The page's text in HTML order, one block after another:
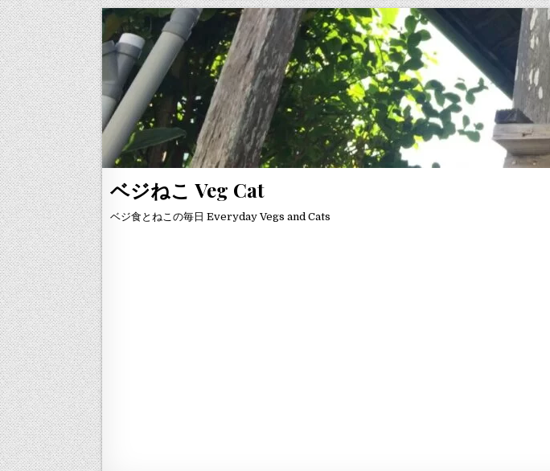
Skip to content
ベジねこ Veg Cat
ベジ食とねこの毎日 Everyday Vegs and Cats